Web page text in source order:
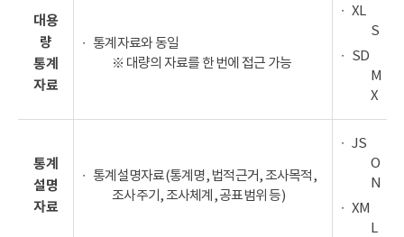
대용
량
통계
자료
통계자료와 동일
※ 대량의 자료를 한 번에 접근 가능
XL
S
SD
M
X
통계
설명
자료
통계설명자료(통계명, 법적근거, 조사목적,
조사주기, 조사체계, 공표범위 등)
JS
O
N
XM
L